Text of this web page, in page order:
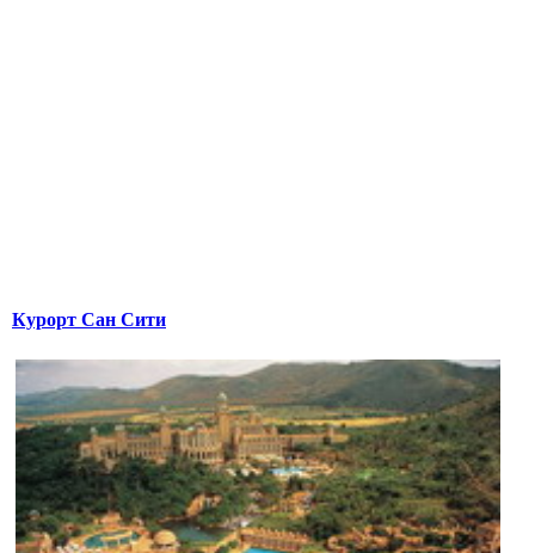
Курорт Сан Сити